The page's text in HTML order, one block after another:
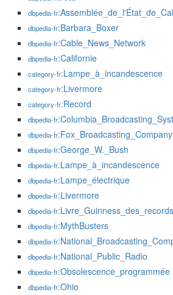
dbpedia-fr
dbpedia-fr:Barbara_Boxer
dbpedia-fr:Cable_News_Network
dbpedia-fr:Californie
category-fr:Lampe_à_incandescence
category-fr:Livermore
category-fr:Record
dbpedia-fr
dbpedia-fr:Fox_Broadcasting_Company
dbpedia-fr:George_W._Bush
dbpedia-fr:Lampe_à_incandescence
dbpedia-fr:Lampe_électrique
dbpedia-fr:Livermore
dbpedia-fr:Livre_Guinness_des_records
dbpedia-fr:MythBusters
dbpedia-fr
dbpedia-fr:National_Public_Radio
dbpedia-fr:Obsolescence_programmée
dbpedia-fr:Ohio